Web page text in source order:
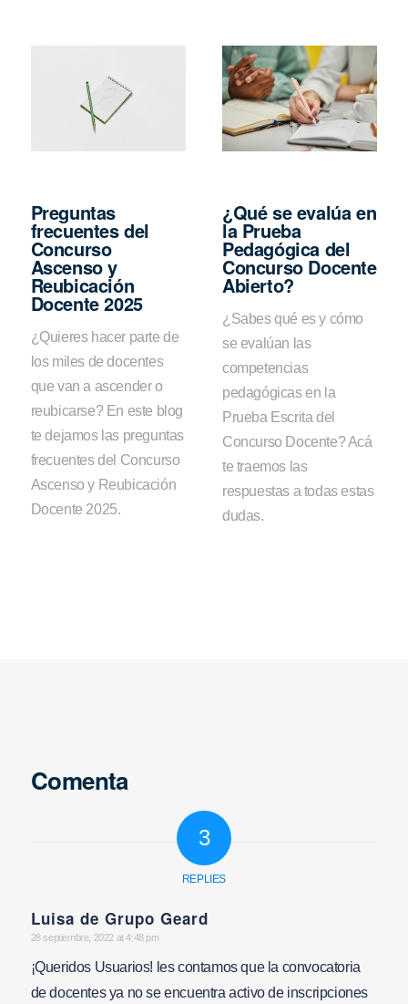
Preguntas
frecuentes del
Concurso
Ascenso y
Reubicación
Docente 2025
¿Quieres hacer parte de
los miles de docentes
que van a ascender o
reubicarse? En este blog
te dejamos las preguntas
frecuentes del Concurso
Ascenso y Reubicación
Docente 2025.
¿Qué se evalúa en
la Prueba
Pedagógica del
Concurso Docente
Abierto?
¿Sabes qué es y cómo
se evalúan las
competencias
pedagógicas en la
Prueba Escrita del
Concurso Docente? Acá
te traemos las
respuestas a todas estas
dudas.
Comenta
3
REPLIES
Luisa de Grupo Geard
says:
28 septiembre, 2022 at 4:48 pm
¡Queridos Usuarios! les contamos que la convocatoria
de docentes ya no se encuentra activo de inscripciones